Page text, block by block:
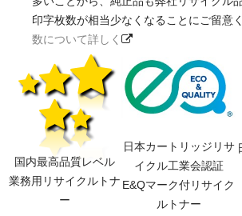
印字枚数が相当少なくなることにご留意
数について詳しく
国内最高品質レベル
業務用リサイクルトナ
ー
日本カートリッジリサ
イクル工業会認証
E&Qマーク付リサイク
ルトナー